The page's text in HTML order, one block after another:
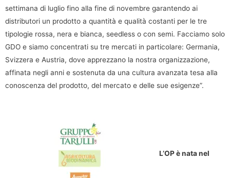
settimana di luglio fino alla fine di novembre garantendo ai
distributori un prodotto a quantità e qualità costanti per le tre
tipologie rossa, nera e bianca, seedless o con semi. Facciamo solo
GDO e siamo concentrati su tre mercati in particolare: Germania,
Svizzera e Austria, dove apprezzano la nostra organizzazione,
affinata negli anni e sostenuta da una cultura avanzata tesa alla
conoscenza del prodotto, del mercato e delle sue esigenze”.
L’OP è nata nel